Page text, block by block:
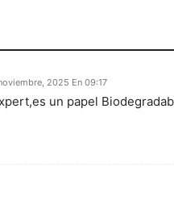
2025 En 09:17
un papel